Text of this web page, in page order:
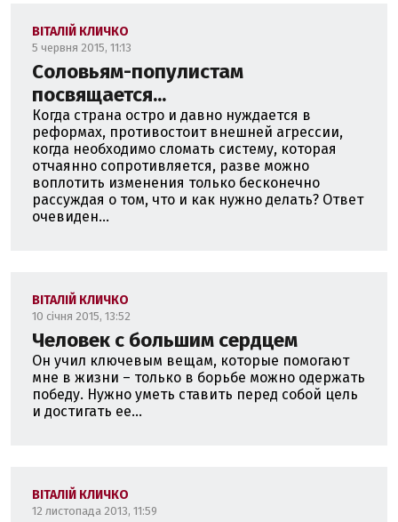
ВІТАЛІЙ КЛИЧКО
5 червня 2015, 11:13
Соловьям-популистам
посвящается...
Когда страна остро и давно нуждается в
реформах, противостоит внешней агрессии,
когда необходимо сломать систему, которая
отчаянно сопротивляется, разве можно
воплотить изменения только бесконечно
рассуждая о том, что и как нужно делать? Ответ
очевиден...
ВІТАЛІЙ КЛИЧКО
10 січня 2015, 13:52
Человек с большим сердцем
Он учил ключевым вещам, которые помогают
мне в жизни – только в борьбе можно одержать
победу. Нужно уметь ставить перед собой цель
и достигать ее...
ВІТАЛІЙ КЛИЧКО
12 листопада 2013, 11:59